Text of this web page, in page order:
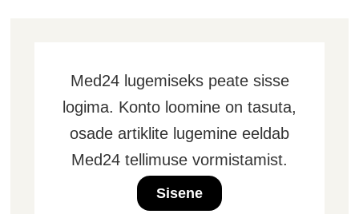
Med24 lugemiseks peate sisse
logima. Konto loomine on tasuta,
osade artiklite lugemine eeldab
Med24 tellimuse vormistamist.
Sisene